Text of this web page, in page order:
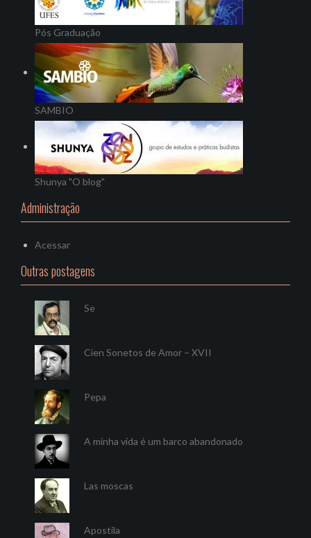
Pós Graduação
SAMBIO
Shunya "O blog"
Administração
Acessar
Outras postagens
Se
Cien Sonetos de Amor – XVII
Pepa
A minha vida é um barco abandonado
Las moscas
Apostila